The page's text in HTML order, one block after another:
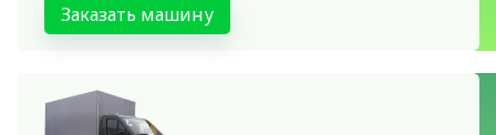
Заказать машину